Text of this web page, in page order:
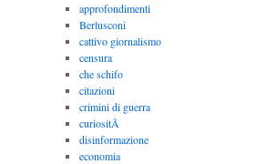
approfondimenti
Berlusconi
cattivo giornalismo
censura
che schifo
citazioni
crimini di guerra
curiositÃ
disinformazione
economia